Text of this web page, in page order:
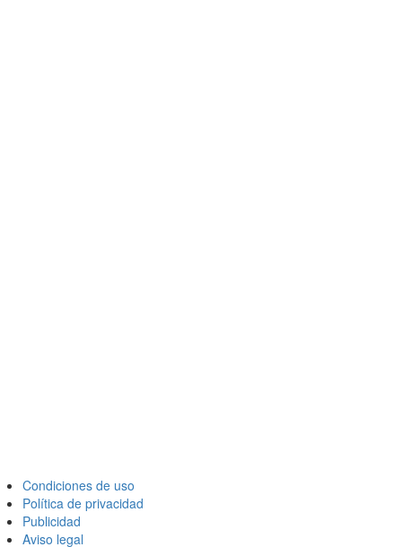
Condiciones de uso
Política de privacidad
Publicidad
Aviso legal